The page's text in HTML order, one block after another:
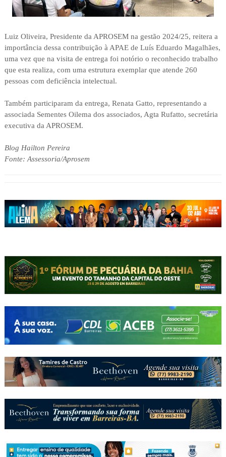
Luiz Oliveira, Presidente da APROSEM na gestão 2024/25, reitera a
importância dessa contribuição à APAE de Luís Eduardo Magalhães,
uma vez que na visita de entrega foi notório o reconhecido trabalho
que esta realiza, com uma estrutura exemplar que atende 260
pessoas com deficiência intelectual.
Também participaram da entrega, Renata Gatto, representando a
associada Sementes Oilema dos associados, Agta Rufatto, secretária
executiva da APROSEM.
Blog Hailton Pereira
Fonte: Assessoria/Aprosem